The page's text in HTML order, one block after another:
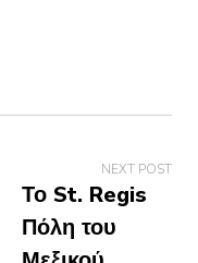
NEXT POST
Το St. Regis
Πόλη του